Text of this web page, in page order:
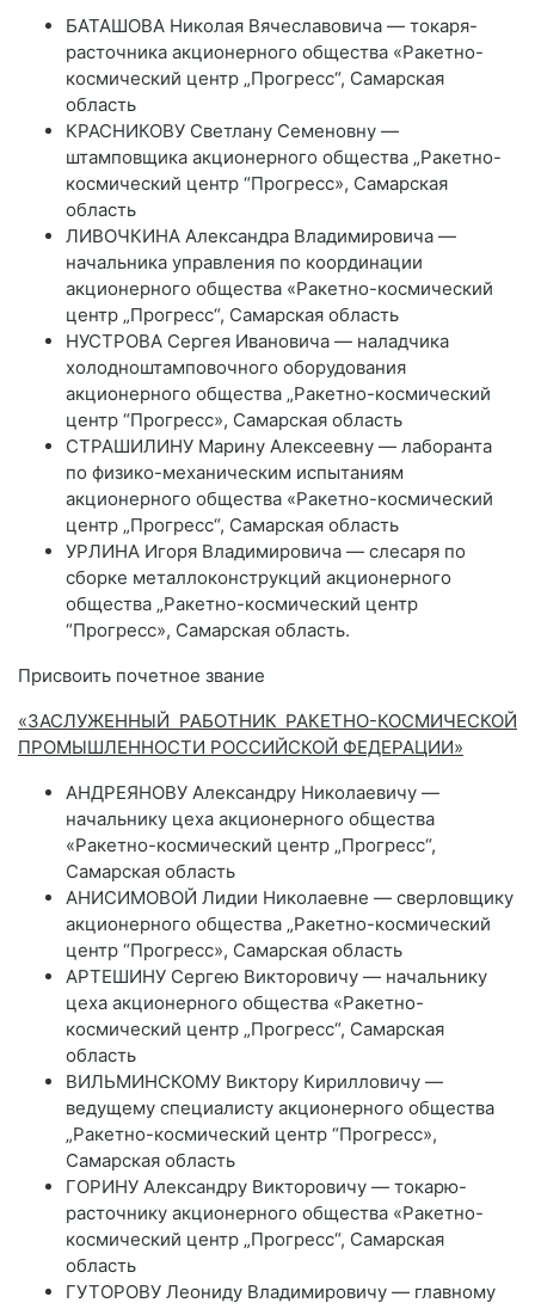
БАТАШОВА Николая Вячеславовича — токаря-
расточника акционерного общества «Ракетно-
космический центр „Прогресс“, Самарская
область
КРАСНИКОВУ Светлану Семеновну —
штамповщика акционерного общества „Ракетно-
космический центр “Прогресс», Самарская
область
ЛИВОЧКИНА Александра Владимировича —
начальника управления по координации
акционерного общества «Ракетно-космический
центр „Прогресс“, Самарская область
НУСТРОВА Сергея Ивановича — наладчика
холодноштамповочного оборудования
акционерного общества „Ракетно-космический
центр “Прогресс», Самарская область
СТРАШИЛИНУ Марину Алексеевну — лаборанта
по физико-механическим испытаниям
акционерного общества «Ракетно-космический
центр „Прогресс“, Самарская область
УРЛИНА Игоря Владимировича — слесаря по
сборке металлоконструкций акционерного
общества „Ракетно-космический центр
“Прогресс», Самарская область.
Присвоить почетное звание
«ЗАСЛУЖЕННЫЙ РАБОТНИК РАКЕТНО-КОСМИЧЕСКОЙ
ПРОМЫШЛЕННОСТИ РОССИЙСКОЙ ФЕДЕРАЦИИ»
АНДРЕЯНОВУ Александру Николаевичу —
начальнику цеха акционерного общества
«Ракетно-космический центр „Прогресс“,
Самарская область
АНИСИМОВОЙ Лидии Николаевне — сверловщику
акционерного общества „Ракетно-космический
центр “Прогресс», Самарская область
АРТЕШИНУ Сергею Викторовичу — начальнику
цеха акционерного общества «Ракетно-
космический центр „Прогресс“, Самарская
область
ВИЛЬМИНСКОМУ Виктору Кирилловичу —
ведущему специалисту акционерного общества
„Ракетно-космический центр “Прогресс»,
Самарская область
ГОРИНУ Александру Викторовичу — токарю-
расточнику акционерного общества «Ракетно-
космический центр „Прогресс“, Самарская
область
ГУТОРОВУ Леониду Владимировичу — главному